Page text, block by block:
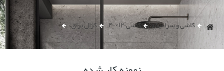
کاشی و سرامیک کاشی۱۲۰×۴۰ کژال براق